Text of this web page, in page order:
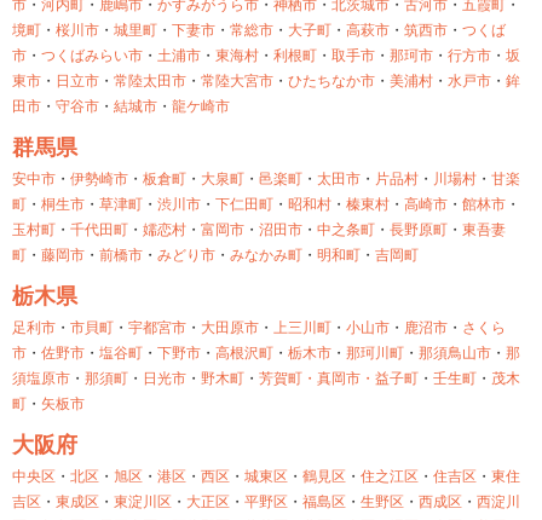
市 ・ 河内町 ・ 鹿嶋市 ・ かすみがうら市 ・ 神栖市 ・ 北茨城市 ・ 古河市 ・ 五霞町 ・
境町 ・ 桜川市 ・ 城里町 ・ 下妻市 ・ 常総市 ・ 大子町 ・ 高萩市 ・ 筑西市 ・ つくば
市 ・ つくばみらい市 ・ 土浦市 ・ 東海村 ・ 利根町 ・ 取手市 ・ 那珂市 ・ 行方市 ・ 坂
東市 ・ 日立市 ・ 常陸太田市 ・ 常陸大宮市 ・ ひたちなか市 ・ 美浦村 ・ 水戸市 ・ 鉾
田市 ・ 守谷市 ・ 結城市 ・ 龍ケ崎市
群馬県
安中市 ・ 伊勢崎市 ・ 板倉町 ・ 大泉町 ・ 邑楽町 ・ 太田市 ・ 片品村 ・ 川場村 ・ 甘楽
町 ・ 桐生市 ・ 草津町 ・ 渋川市 ・ 下仁田町 ・ 昭和村 ・ 榛東村 ・ 高崎市 ・ 館林市 ・
玉村町 ・ 千代田町 ・ 嬬恋村 ・ 富岡市 ・ 沼田市 ・ 中之条町 ・ 長野原町 ・ 東吾妻
町 ・ 藤岡市 ・ 前橋市 ・ みどり市 ・ みなかみ町 ・ 明和町 ・ 吉岡町
栃木県
足利市 ・ 市貝町 ・ 宇都宮市 ・ 大田原市 ・ 上三川町 ・ 小山市 ・ 鹿沼市 ・ さくら
市 ・ 佐野市 ・ 塩谷町 ・ 下野市 ・ 高根沢町 ・ 栃木市 ・ 那珂川町 ・ 那須鳥山市 ・ 那
須塩原市 ・ 那須町 ・ 日光市 ・ 野木町 ・ 芳賀町・ 真岡市・ 益子町 ・ 壬生町 ・ 茂木
町 ・ 矢板市
大阪府
中央区 ・ 北区 ・ 旭区 ・ 港区 ・ 西区 ・ 城東区 ・ 鶴見区 ・ 住之江区 ・ 住吉区 ・ 東住
吉区 ・ 東成区 ・ 東淀川区 ・ 大正区 ・ 平野区 ・ 福島区 ・ 生野区 ・ 西成区 ・ 西淀川